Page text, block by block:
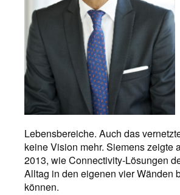
Lebensbereiche. Auch das
keine Vision mehr. Siemens zeigte
2013, wie Connectivity-Lösungen
Alltag in den eigenen vier Wänden
können.